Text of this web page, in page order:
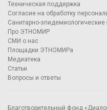
Техническая поддержка
Согласие на обработку
Санитарно-эпидемиологические
Про ЭТНОМИР
СМИ о нас
Площадки ЭТНОМИРа
Медиатека
Статьи
Вопросы и ответы
Благотворительный фонд